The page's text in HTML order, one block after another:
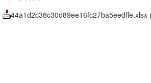
44a1d2c38c30d89ee16fc27ba5eedffe.xlsx